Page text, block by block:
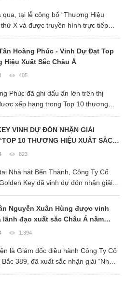
tại lễ công bố “Thương Hiệu
thứ X và được truyền hình trực tiếp
Hoàng Phúc - Vinh Dự Đạt Top
Hiệu Xuất Sắc Châu Á
405
Phúc đã ghi dấu ấn lớn trên thị
xếp hạng trong Top 10 thương
Phúc trong việc cung cấp ...
VINH DỰ ĐÓN NHẬN GIẢI
10 THƯƠNG HIỆU XUẤT SẮC
- ASIA EXCELLENT BRAND
823
Nhà hát Bến Thành, Công Ty Cổ
Key đã vinh dự đón nhận giải
bảo trợ và tổ chức – Truyền hình ...
Nguyễn Xuân Hùng được vinh
lãnh đạo xuất sắc Châu Á năm
Trình Xây Dựng Công Ty Bảo
1.394
là Giám đốc điều hành Công Ty Cổ
389, đã xuất sắc nhận giải “Nhà